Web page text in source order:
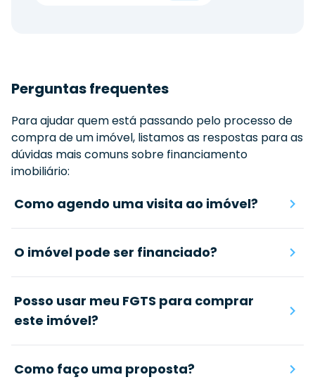
Perguntas frequentes
Para ajudar quem está passando pelo processo de
compra de um imóvel, listamos as respostas para as
dúvidas mais comuns sobre financiamento
imobiliário:
Como agendo uma visita ao imóvel?
O imóvel pode ser financiado?
Posso usar meu FGTS para comprar
este imóvel?
Como faço uma proposta?